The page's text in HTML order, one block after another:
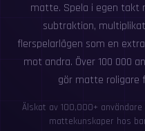
matte. Spela i egen takt
subtraktion,
flerspelarlägen som en
mot andra. Över 100 000
gör matte roligare
Älskat av 100,000+
mattekunskaper hos